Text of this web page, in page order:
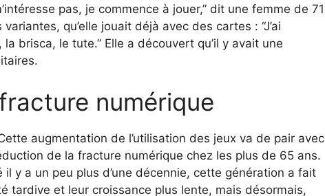
pas, je commence à jouer,” dit une femme de 71
qu’elle jouait déjà avec des cartes : “J’ai
brisca, le tute.” Elle a découvert qu’il y avait une
numérique
augmentation de l’utilisation des jeux va de pair avec
de la fracture numérique chez les plus de 65 ans.
il y a un peu plus d’une décennie, cette génération a fait
tardive et leur croissance plus lente, mais désormais,